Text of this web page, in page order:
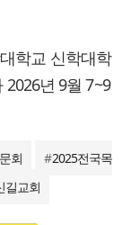
학교 신학대학
년 9월 7~9
회 #2025전국목
길교회